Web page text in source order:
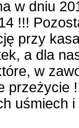
w dniu
!!!
przy
a dla
w
przeżycie
uśmiech